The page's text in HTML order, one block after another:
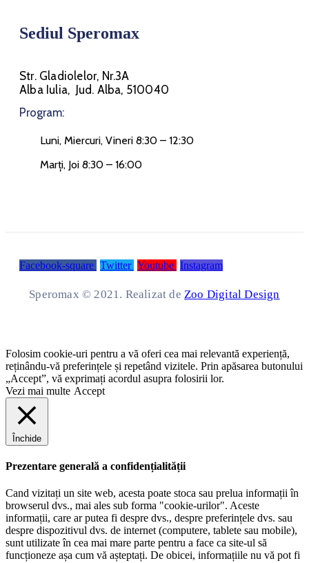
Sediul Speromax
Str. Gladiolelor, Nr.3A
Alba Iulia, Jud. Alba, 510040
Program:
Luni, Miercuri, Vineri 8:30 – 12:30
Marți, Joi 8:30 – 16:00
Facebook-square Twitter Youtube Instagram
Speromax © 2021. Realizat deZoo Digital Design
Folosim cookie-uri pentru a vă oferi cea mai relevantă experiență,
reținându-vă preferințele și repetând vizitele. Prin apăsarea butonului
„Accept”, vă exprimați acordul asupra folosirii lor.
Vezi mai multe Accept
Închide
Prezentare generală a confidențialității
Cand vizitați un site web, acesta poate stoca sau prelua informații în
browserul dvs., mai ales sub forma "cookie-urilor". Aceste
informații, care ar putea fi despre dvs., despre preferințele dvs. sau
despre dispozitivul dvs. de internet (computere, tablete sau mobile),
sunt utilizate în cea mai mare parte pentru a face ca site-ul să
funcționeze așa cum vă așteptați. De obicei, informațiile nu vă pot fi